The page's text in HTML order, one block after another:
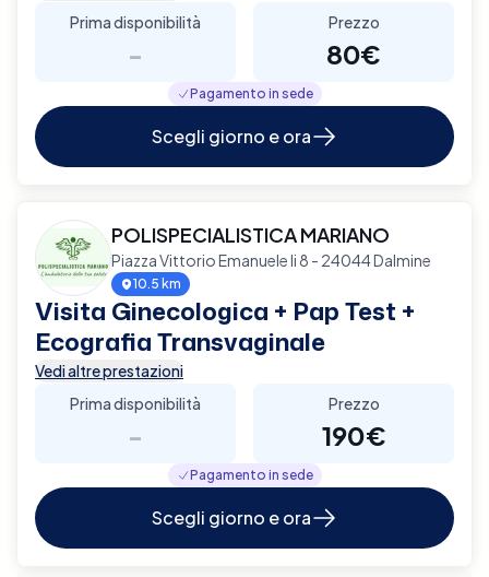
Prima disponibilità
-
Prezzo
80€
Pagamento in sede
Scegli giorno e ora
POLISPECIALISTICA MARIANO
Piazza Vittorio Emanuele Ii 8 - 24044 Dalmine
10.5 km
Visita Ginecologica + Pap Test +
Ecografia Transvaginale
Vedi altre prestazioni
Prima disponibilità
-
Prezzo
190€
Pagamento in sede
Scegli giorno e ora